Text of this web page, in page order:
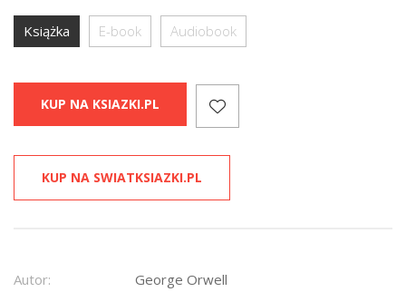
Książka E-book Audiobook
KUP NA KSIAZKI.PL
KUP NA SWIATKSIAZKI.PL
Autor: George Orwell